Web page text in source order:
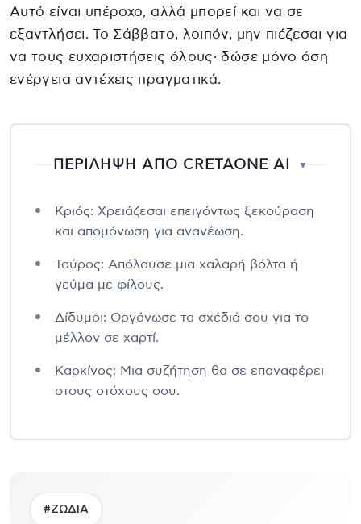
Αυτό είναι υπέροχο, αλλά μπορεί και να σε
εξαντλήσει. Το Σάββατο, λοιπόν, μην πιέζεσαι για
να τους ευχαριστήσεις όλους· δώσε μόνο όση
ενέργεια αντέχεις πραγματικά.
ΠΕΡΙΛΗΨΗ ΑΠΟ CRETAONE AI ▼
Κριός: Χρειάζεσαι επειγόντως ξεκούραση
και απομόνωση για ανανέωση.
Ταύρος: Απόλαυσε μια χαλαρή βόλτα ή
γεύμα με φίλους.
Δίδυμοι: Οργάνωσε τα σχέδιά σου για το
μέλλον σε χαρτί.
Καρκίνος: Μια συζήτηση θα σε επαναφέρει
στους στόχους σου.
#ΖΩΔΙΑ